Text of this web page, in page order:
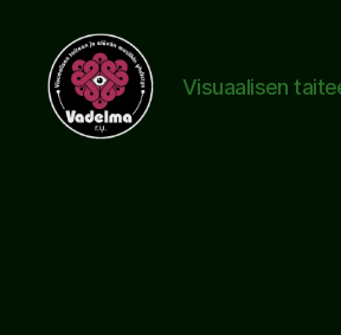
Visuaalisen